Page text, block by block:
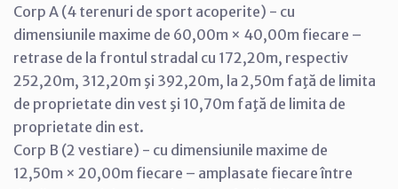
Corp A (4 terenuri de sport acoperite) - cu
dimensiunile maxime de 60,00m × 40,00m fiecare –
retrase de la frontul stradal cu 172,20m, respectiv
252,20m, 312,20m şi 392,20m, la 2,50m faţă de limita
de proprietate din vest şi 10,70m faţă de limita de
proprietate din est.
Corp B (2 vestiare) - cu dimensiunile maxime de
12,50m × 20,00m fiecare – amplasate fiecare între